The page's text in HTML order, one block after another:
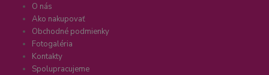
O nás
Ako nakupovať
Obchodné podmienky
Fotogaléria
Kontakty
Spolupracujeme